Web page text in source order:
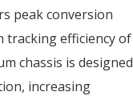
peak conversion
tracking efficiency of
chassis is designed
increasing